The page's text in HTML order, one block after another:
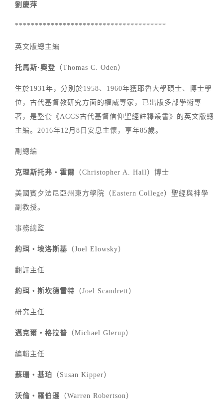
劉慶萍
**************************************
英文版總主編
托馬斯·奧登 （Thomas C. Oden）
生於1931年，分別於1958、1960年獲耶魯大學碩士、博士學
位，古代基督教研究方面的權威專家，已出版多部學術專
著，是整套《ACCS古代基督信仰聖經註釋叢書》的英文版總
主編。2016年12月8日安息主懷，享年85歲。
副總編
克理斯托弗‧霍爾 （Christopher A. Hall）博士
美國賓夕法尼亞州東方學院（Eastern College）聖經與神學
副教授。
事務總監
約珥‧埃洛斯基 （Joel Elowsky）
翻譯主任
約珥‧斯坎德雷特 （Joel Scandrett）
研究主任
邁克爾‧格拉普 （Michael Glerup）
編輯主任
蘇珊‧基珀 （Susan Kipper）
沃倫‧羅伯遜 （Warren Robertson）